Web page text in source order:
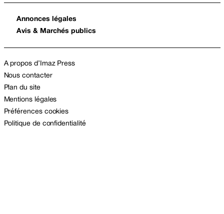
Annonces légales
Avis & Marchés publics
A propos d’Imaz Press
Nous contacter
Plan du site
Mentions légales
Préférences cookies
Politique de confidentialité